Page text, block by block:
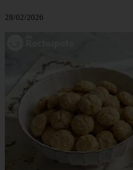
28/02/2026